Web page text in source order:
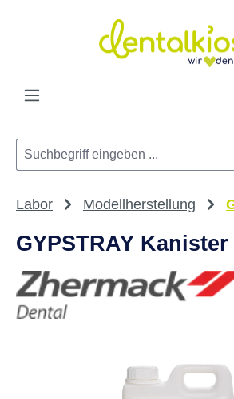
Zum Hauptinhalt springen
Labor Modellherstellung
GYPSTRAY